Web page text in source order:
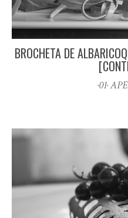
BROCHETA DE
·01·